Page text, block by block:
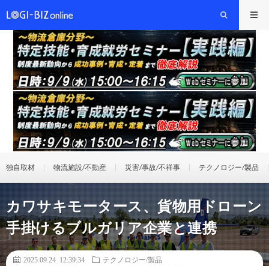
独自取材 物流施設/不動産 災害/事故/不祥事 テクノロジー/製品
カワサキモータース、貨物用ドローン
手掛けるブルガリア企業と連携
2025.09.24 12:39:34
テクノロジー/製品